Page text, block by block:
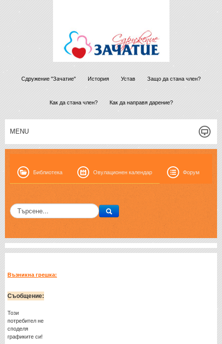
Сдружение "Зачатие" История Устав Защо да стана член?
Как да стана член? Как да направя дарение?
MENU
Библиотека Овулационен календар Форум
Възникна грешка:
Съобщение:
Този
потребител не
споделя
графиките си!